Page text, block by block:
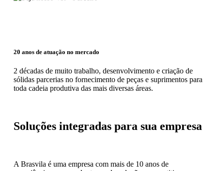
20 anos de atuação no mercado
2 décadas de muito trabalho, desenvolvimento e criação de
sólidas parcerias no fornecimento de peças e suprimentos para
toda cadeia produtiva das mais diversas áreas.
Soluções integradas para sua empresa
A Brasvila é uma empresa com mais de 10 anos de